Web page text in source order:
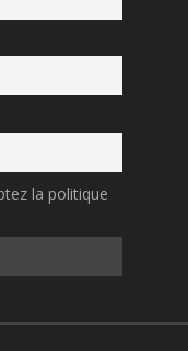
la politique